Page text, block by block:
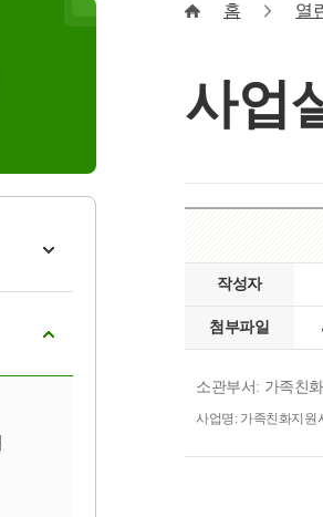
홈 열
사업
작성자
첨부파일
소관부서: 가족친
사업명: 가족친화지원